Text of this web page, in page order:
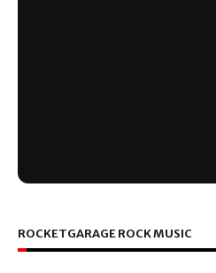
ROCKETGARAGE ROCK MUSIC